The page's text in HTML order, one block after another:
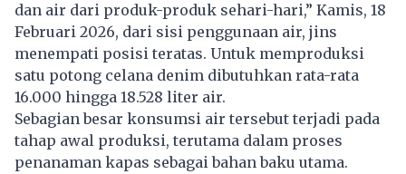
dan air dari produk-produk sehari-hari,” Kamis, 18
Februari 2026, dari sisi penggunaan air, jins
menempati posisi teratas. Untuk memproduksi
satu potong celana denim dibutuhkan rata-rata
16.000 hingga 18.528 liter air.
Sebagian besar konsumsi air tersebut terjadi pada
tahap awal produksi, terutama dalam proses
penanaman kapas sebagai bahan baku utama.